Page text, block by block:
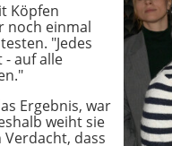
Köpfen
noch einmal
"Jedes
- auf alle
Ergebnis, war
weiht sie
dass